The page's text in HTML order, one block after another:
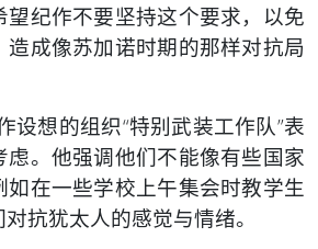
望纪作不要坚持这个要求，以免
成像苏加诺时期的那样对抗局
想的组织“特别武装工作队”表
虑。他强调他们不能像有些国家
如在一些学校上午集会时教学生
抗犹太人的感觉与情绪。